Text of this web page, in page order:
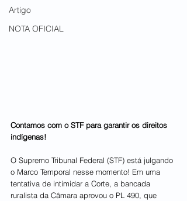
Artigo
NOTA OFICIAL
Contamos com o STF para garantir os direitos
indígenas!
O Supremo Tribunal Federal (STF) está julgando
o Marco Temporal nesse momento! Em uma
tentativa de intimidar a Corte, a bancada
ruralista da Câmara aprovou o PL 490, que